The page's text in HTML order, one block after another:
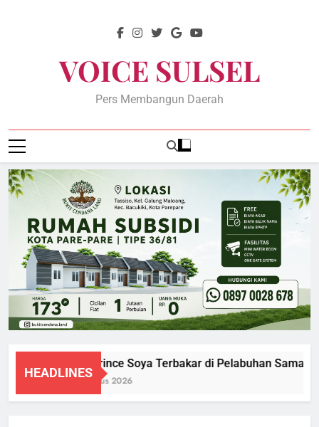
VOICE SULSEL
Pers Membangun Daerah
HEADLINES
KM Prince Soya Terbakar di Pelabuhan Samarinda
1 Agustus 2026